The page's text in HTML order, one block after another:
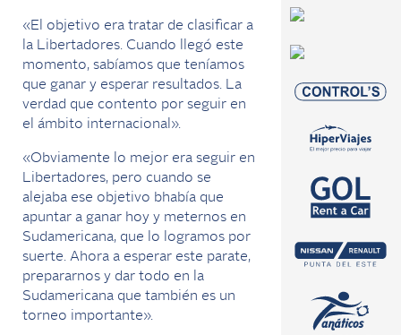
«El objetivo era tratar de clasificar a
la Libertadores. Cuando llegó este
momento, sabíamos que teníamos
que ganar y esperar resultados. La
verdad que contento por seguir en
el ámbito internacional».
«Obviamente lo mejor era seguir en
Libertadores, pero cuando se
alejaba ese objetivo bhabía que
apuntar a ganar hoy y meternos en
Sudamericana, que lo logramos por
suerte. Ahora a esperar este parate,
prepararnos y dar todo en la
Sudamericana que también es un
torneo importante».